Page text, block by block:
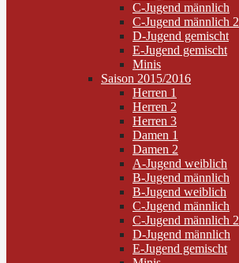
C-Jugend männlich
C-Jugend männlich 2
D-Jugend gemischt
E-Jugend gemischt
Minis
Saison 2015/2016
Herren 1
Herren 2
Herren 3
Damen 1
Damen 2
A-Jugend weiblich
B-Jugend männlich
B-Jugend weiblich
C-Jugend männlich
C-Jugend männlich 2
D-Jugend männlich
E-Jugend gemischt